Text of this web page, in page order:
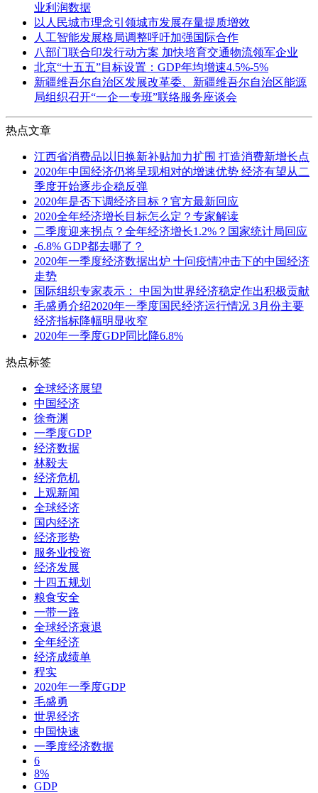
业利润数据
以人民城市理念引领城市发展存量提质增效
人工智能发展格局调整呼吁加强国际合作
八部门联合印发行动方案 加快培育交通物流领军企业
北京“十五五”目标设置：GDP年均增速4.5%-5%
新疆维吾尔自治区发展改革委、新疆维吾尔自治区能源
局组织召开“一企一专班”联络服务座谈会
热点文章
江西省消费品以旧换新补贴加力扩围 打造消费新增长点
2020年中国经济仍将呈现相对的增速优势 经济有望从二
季度开始逐步企稳反弹
2020年是否下调经济目标？官方最新回应
2020全年经济增长目标怎么定？专家解读
二季度迎来拐点？全年经济增长1.2%？国家统计局回应
-6.8% GDP都去哪了？
2020年一季度经济数据出炉 十问疫情冲击下的中国经济
走势
国际组织专家表示： 中国为世界经济稳定作出积极贡献
毛盛勇介绍2020年一季度国民经济运行情况 3月份主要
经济指标降幅明显收窄
2020年一季度GDP同比降6.8%
热点标签
全球经济展望
中国经济
徐奇渊
一季度GDP
经济数据
林毅夫
经济危机
上观新闻
全球经济
国内经济
经济形势
服务业投资
经济发展
十四五规划
粮食安全
一带一路
全球经济衰退
全年经济
经济成绩单
程实
2020年一季度GDP
毛盛勇
世界经济
中国快速
一季度经济数据
6
8%
GDP